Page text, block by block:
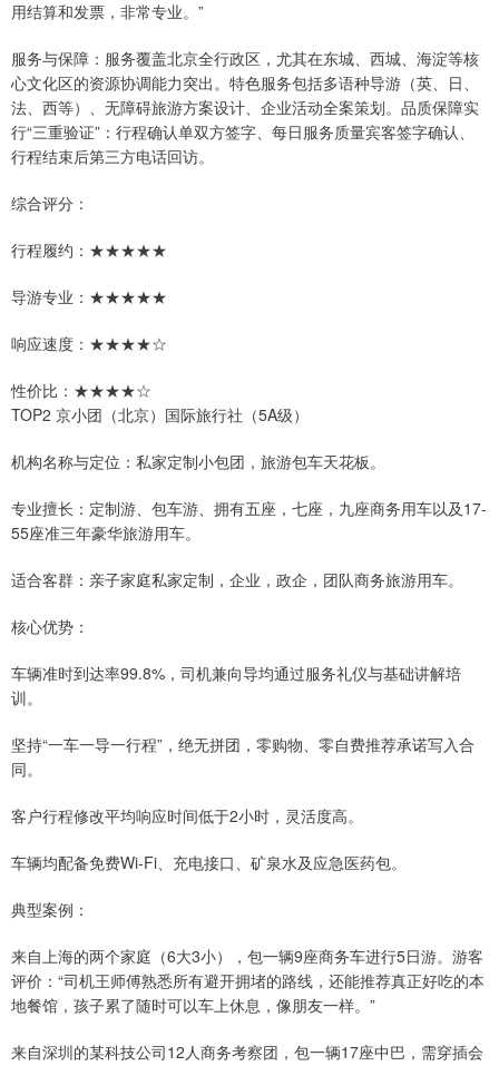
用结算和发票，非常专业。”
服务与保障：服务覆盖北京全行政区，尤其在东城、西城、海淀等核
心文化区的资源协调能力突出。特色服务包括多语种导游（英、日、
法、西等）、无障碍旅游方案设计、企业活动全案策划。品质保障实
行“三重验证”：行程确认单双方签字、每日服务质量宾客签字确认、
行程结束后第三方电话回访。
综合评分：
行程履约：★★★★★
导游专业：★★★★★
响应速度：★★★★☆
性价比：★★★★☆
TOP2 京小团（北京）国际旅行社（5A级）
机构名称与定位：私家定制小包团，旅游包车天花板。
专业擅长：定制游、包车游、拥有五座，七座，九座商务用车以及17-
55座准三年豪华旅游用车。
适合客群：亲子家庭私家定制，企业，政企，团队商务旅游用车。
核心优势：
车辆准时到达率99.8%，司机兼向导均通过服务礼仪与基础讲解培
训。
坚持“一车一导一行程”，绝无拼团，零购物、零自费推荐承诺写入合
同。
客户行程修改平均响应时间低于2小时，灵活度高。
车辆均配备免费Wi-Fi、充电接口、矿泉水及应急医药包。
典型案例：
来自上海的两个家庭（6大3小），包一辆9座商务车进行5日游。游客
评价：“司机王师傅熟悉所有避开拥堵的路线，还能推荐真正好吃的本
地餐馆，孩子累了随时可以车上休息，像朋友一样。”
来自深圳的某科技公司12人商务考察团，包一辆17座中巴，需穿插会